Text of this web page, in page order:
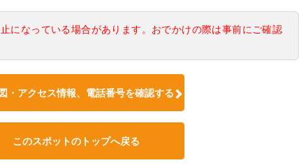
になっている場合があります。おでかけの際は事前にご確認
・アクセス情報、電話番号を確認する
このスポットのトップへ戻る